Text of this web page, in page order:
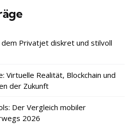
Privatjet diskret und stilvoll
Virtuelle Realität, Blockchain und
der Zukunft
Der Vergleich mobiler
2026